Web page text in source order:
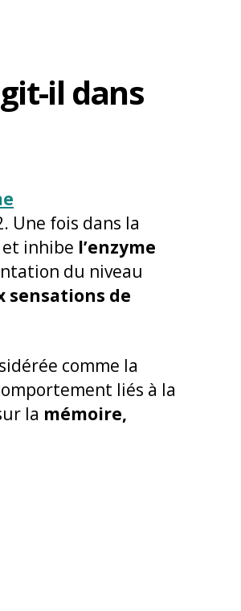
il dans
Une fois dans la
inhibe l’enzyme
du niveau
sensations de
comme la
liés à la
la mémoire,